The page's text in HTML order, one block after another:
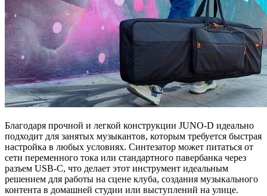
Благодаря прочной и легкой конструкции JUNO-D идеально
подходит для занятых музыкантов, которым требуется быстрая
настройка в любых условиях. Синтезатор может питаться от
сети переменного тока или стандартного павербанка через
разъем USB-C, что делает этот инструмент идеальным
решением для работы на сцене клуба, создания музыкального
контента в домашней студии или выступлений на улице.